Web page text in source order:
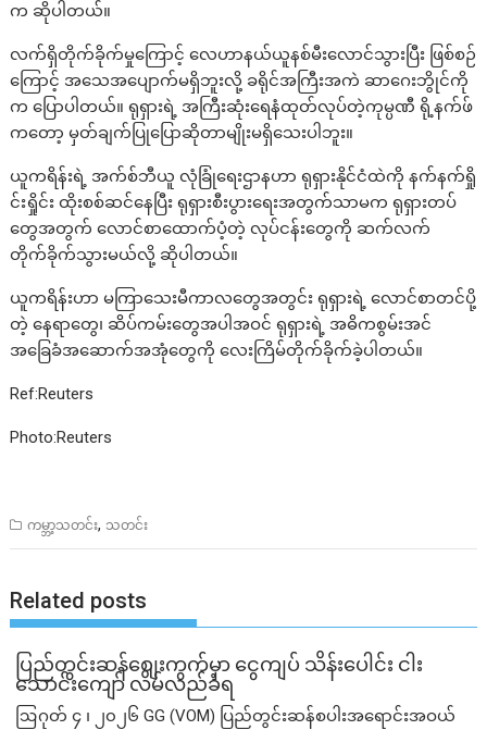
က ဆိုပါတယ်။
လက်ရှိတိုက်ခိုက်မှုကြောင့် လေဟာနယ်ယူနစ်မီးလောင်သွားပြီး ဖြစ်စဉ်
ကြောင့် အသေအပျောက်မရှိဘူးလို့ ခရိုင်အကြီးအကဲ ဆာဂေးဘွိုင်ကို
က ပြောပါတယ်။ ရုရှားရဲ့ အကြီးဆုံးရေနံထုတ်လုပ်တဲ့ကုမ္ပဏီ ရို့နက်ဖ်
ကတော့ မှတ်ချက်ပြုပြောဆိုတာမျိုးမရှိသေးပါဘူး။
ယူကရိန်းရဲ့ အက်စ်ဘီယူ လုံခြုံရေးဌာနဟာ ရုရှားနိုင်ငံထဲကို နက်နက်ရှို
င်းရှိုင်း ထိုးစစ်ဆင်နေပြီး ရုရှားစီးပွားရေးအတွက်သာမက ရုရှားတပ်
တွေအတွက် လောင်စာထောက်ပံ့တဲ့ လုပ်ငန်းတွေကို ဆက်လက်
တိုက်ခိုက်သွားမယ်လို့ ဆိုပါတယ်။
ယူကရိန်းဟာ မကြာသေးမီကာလတွေအတွင်း ရုရှားရဲ့ လောင်စာတင်ပို့
တဲ့ နေရာတွေ၊ ဆိပ်ကမ်းတွေအပါအဝင် ရုရှားရဲ့ အဓိကစွမ်းအင်
အခြေခံအဆောက်အအုံတွေကို လေးကြိမ်တိုက်ခိုက်ခဲ့ပါတယ်။
Ref:Reuters
Photo:Reuters
ကမ္ဘာ့သတင်း, သတင်း
Related posts
ပြည်တွင်းဆန်စျေးကွက်မှာ ငွေကျပ် သိန်းပေါင်း ငါး​
သောင်းကျော် လိမ်လည်ခံရ
ဩဂုတ် ၄ ၊ ၂၀၂၆ GG (VOM) ပြည်တွင်းဆန်စပါးအရောင်းအဝယ်